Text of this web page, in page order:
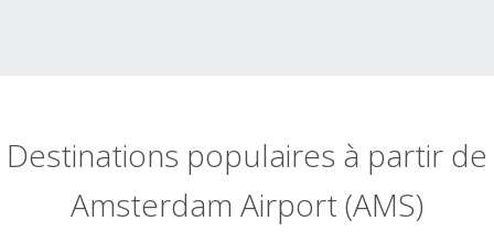
Destinations populaires à partir de
Amsterdam Airport (AMS)